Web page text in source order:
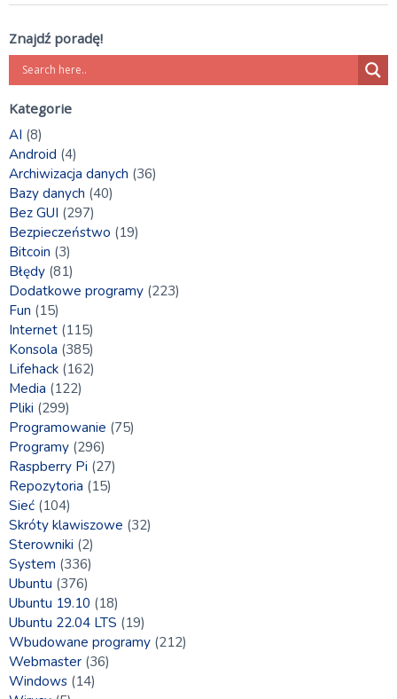
Znajdź poradę!
Kategorie
AI (8)
Android (4)
Archiwizacja danych (36)
Bazy danych (40)
Bez GUI (297)
Bezpieczeństwo (19)
Bitcoin (3)
Błędy (81)
Dodatkowe programy (223)
Fun (15)
Internet (115)
Konsola (385)
Lifehack (162)
Media (122)
Pliki (299)
Programowanie (75)
Programy (296)
Raspberry Pi (27)
Repozytoria (15)
Sieć (104)
Skróty klawiszowe (32)
Sterowniki (2)
System (336)
Ubuntu (376)
Ubuntu 19.10 (18)
Ubuntu 22.04 LTS (19)
Wbudowane programy (212)
Webmaster (36)
Windows (14)